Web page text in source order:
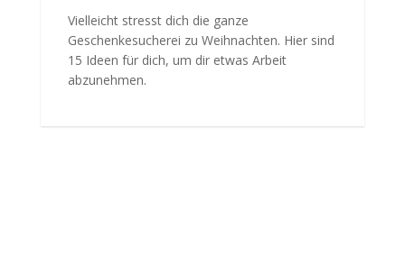
Vielleicht stresst dich die ganze
Geschenkesucherei zu Weihnachten. Hier sind
15 Ideen für dich, um dir etwas Arbeit
abzunehmen.